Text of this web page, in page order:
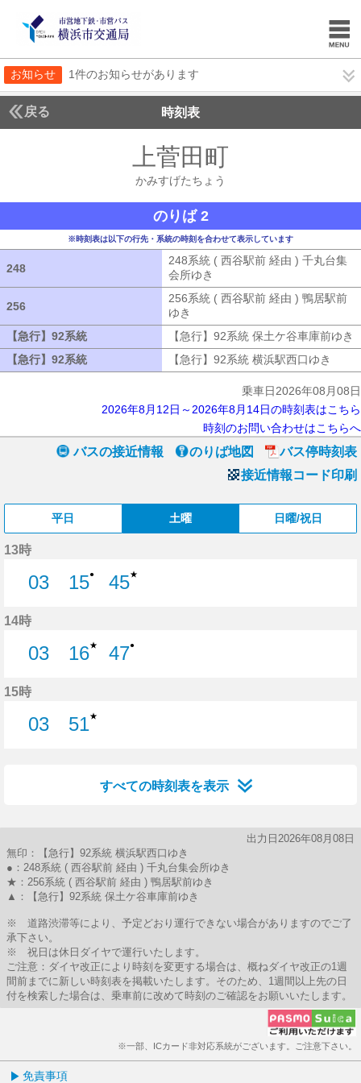
お知らせ 1件のお知らせがあります
戻る 時刻表
上菅田町
かみすげたちょう
のりば 2
※時刻表は以下の行先・系統の時刻を合わせて表示しています
248
248系統 ( 西谷駅前 経由 ) 千丸台集
会所ゆき
256
256系統 ( 西谷駅前 経由 ) 鴨居駅前
ゆき
【急行】92系統
【急行】92系統 保土ケ谷車庫前ゆき
【急行】92系統
【急行】92系統 横浜駅西口ゆき
乗車日2026年08月08日
2026年8月12日～2026年8月14日の時刻表はこちら
時刻のお問い合わせはこちらへ
バスの接近情報 のりば地図
バス停時刻表
接近情報コード印刷
平日 土曜 日曜/祝日
13時
03
15●
45★
14時
03
16★
47●
15時
03
51★
すべての時刻表を表示
出力日2026年08月08日
無印：【急行】92系統 横浜駅西口ゆき
●：248系統 ( 西谷駅前 経由 ) 千丸台集会所ゆき
★：256系統 ( 西谷駅前 経由 ) 鴨居駅前ゆき
▲：【急行】92系統 保土ケ谷車庫前ゆき
※ 道路渋滞等により、予定どおり運行できない場合がありますのでご了
承下さい。
※ 祝日は休日ダイヤで運行いたします。
ご注意：ダイヤ改正により時刻を変更する場合は、概ねダイヤ改正の1週
間前までに新しい時刻表を掲載いたします。そのため、1週間以上先の日
付を検索した場合は、乗車前に改めて時刻のご確認をお願いいたします。
※一部、ICカード非対応系統がございます。ご注意下さい。
免責事項